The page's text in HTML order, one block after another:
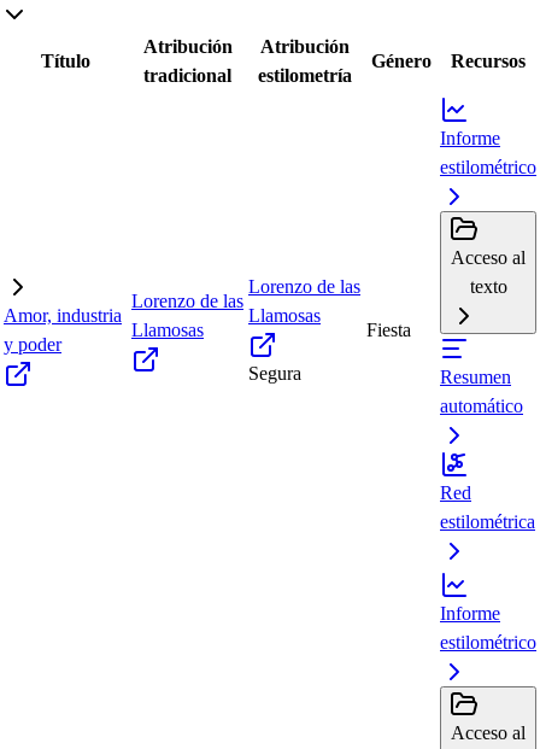
Título
Atribución
tradicional
Atribución
estilometría
Género Recursos
Amor, industria
y poder
Lorenzo de las
Llamosas
Lorenzo de las
Llamosas
Segura
Fiesta
Informe
estilométrico
Acceso al
texto
Resumen
automático
Red
estilométrica
Informe
estilométrico
Acceso al